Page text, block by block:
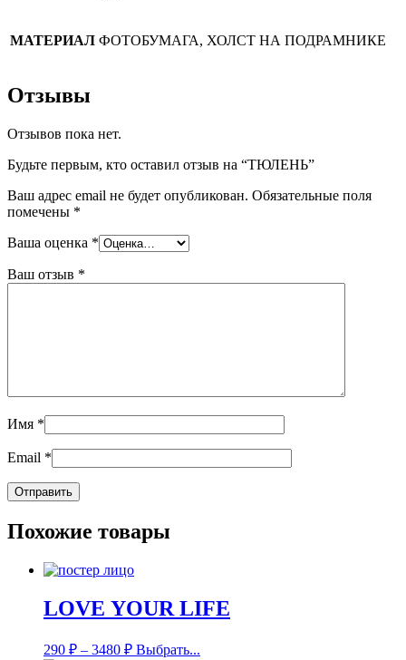
МАТЕРИАЛ ФОТОБУМАГА, ХОЛСТ НА ПОДРАМНИКЕ
Отзывы
Отзывов пока нет.
Будьте первым, кто оставил отзыв на “ТЮЛЕНЬ”
Ваш адрес email не будет опубликован. Обязательные поля
помечены *
Ваша оценка *
Ваш отзыв *
Имя *
Email *
Похожие товары
LOVE YOUR LIFE
290 ₽ – 3480 ₽ Выбрать...